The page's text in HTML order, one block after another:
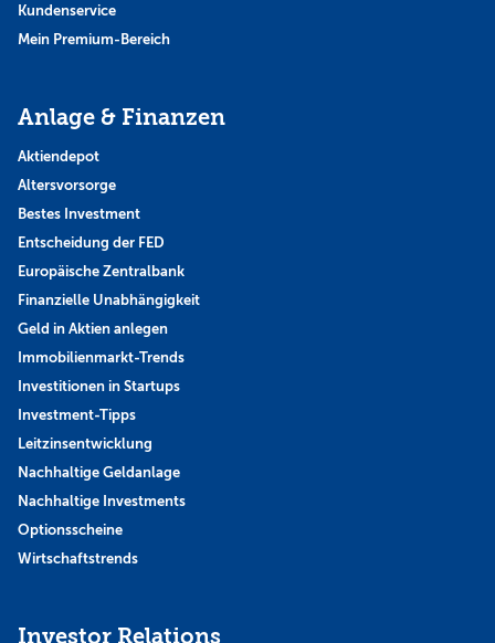
Kundenservice
Mein Premium-Bereich
Anlage & Finanzen
Aktiendepot
Altersvorsorge
Bestes Investment
Entscheidung der FED
Europäische Zentralbank
Finanzielle Unabhängigkeit
Geld in Aktien anlegen
Immobilienmarkt-Trends
Investitionen in Startups
Investment-Tipps
Leitzinsentwicklung
Nachhaltige Geldanlage
Nachhaltige Investments
Optionsscheine
Wirtschaftstrends
Investor Relations